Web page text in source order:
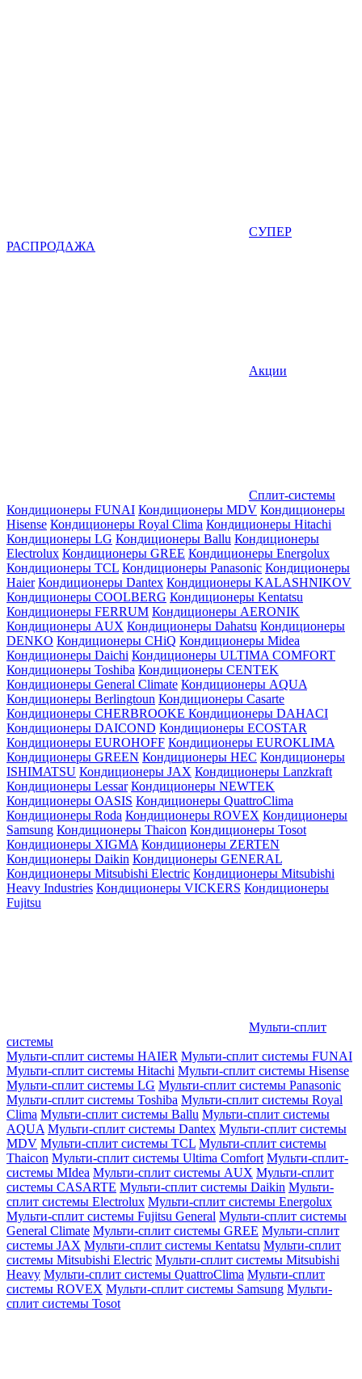
СУПЕР
РАСПРОДАЖА
Акции
Сплит-системы
Кондиционеры FUNAI Кондиционеры MDV Кондиционеры
Hisense Кондиционеры Royal Clima Кондиционеры Hitachi
Кондиционеры LG Кондиционеры Ballu Кондиционеры
Electrolux Кондиционеры GREE Кондиционеры Energolux
Кондиционеры TCL Кондиционеры Panasonic Кондиционеры
Haier Кондиционеры Dantex Кондиционеры KALASHNIKOV
Кондиционеры СOOLBERG Кондиционеры Kentatsu
Кондиционеры FERRUM Кондиционеры AERONIK
Кондиционеры AUX Кондиционеры Dahatsu Кондиционеры
DENKO Кондиционеры CHiQ Кондиционеры Midea
Кондиционеры Daichi Кондиционеры ULTIMA COMFORT
Кондиционеры Toshiba Кондиционеры CENTEK
Кондиционеры General Climate Кондиционеры AQUA
Кондиционеры Berlingtoun Кондиционеры Casarte
Кондиционеры CHERBROOKE Кондиционеры DAHACI
Кондиционеры DAICOND Кондиционеры ECOSTAR
Кондиционеры EUROHOFF Кондиционеры EUROKLIMA
Кондиционеры GREEN Кондиционеры HEC Кондиционеры
ISHIMATSU Кондиционеры JAX Кондиционеры Lanzkraft
Кондиционеры Lessar Кондиционеры NEWTEK
Кондиционеры OASIS Кондиционеры QuattroClima
Кондиционеры Roda Кондиционеры ROVEX Кондиционеры
Samsung Кондиционеры Thaicon Кондиционеры Tosot
Кондиционеры XIGMA Кондиционеры ZERTEN
Кондиционеры Daikin Кондиционеры GENERAL
Кондиционеры Mitsubishi Electric Кондиционеры Mitsubishi
Heavy Industries Кондиционеры VICKERS Кондиционеры
Fujitsu
Мульти-сплит
системы
Мульти-сплит системы HAIER Мульти-сплит системы FUNAI
Мульти-сплит системы Hitachi Мульти-сплит системы Hisense
Мульти-сплит системы LG Мульти-сплит системы Panasonic
Мульти-сплит системы Toshiba Мульти-сплит системы Royal
Clima Мульти-сплит системы Ballu Мульти-сплит системы
AQUA Мульти-сплит системы Dantex Мульти-сплит системы
MDV Мульти-сплит системы TCL Мульти-сплит системы
Thaicon Мульти-сплит системы Ultima Comfort Мульти-сплит-
системы MIdea Мульти-сплит системы AUX Мульти-сплит
системы CASARTE Мульти-сплит системы Daikin Мульти-
сплит системы Electrolux Мульти-сплит системы Energolux
Мульти-сплит системы Fujitsu General Мульти-сплит системы
General Climate Мульти-сплит системы GREE Мульти-сплит
системы JAX Мульти-сплит системы Kentatsu Мульти-сплит
системы Mitsubishi Electric Мульти-сплит системы Mitsubishi
Heavy Мульти-сплит системы QuattroClima Мульти-сплит
системы ROVEX Мульти-сплит системы Samsung Мульти-
сплит системы Tosot